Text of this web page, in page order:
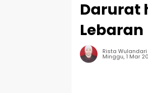
Darurat
Lebaran
Rista Wulandari
Minggu, 1 Mar